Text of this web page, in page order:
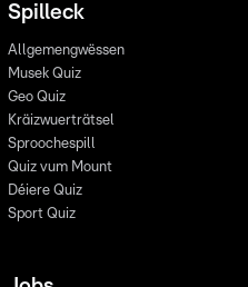
Spilleck
Allgemengwëssen
Musek Quiz
Geo Quiz
Kräizwuerträtsel
Sproochespill
Quiz vum Mount
Déiere Quiz
Sport Quiz